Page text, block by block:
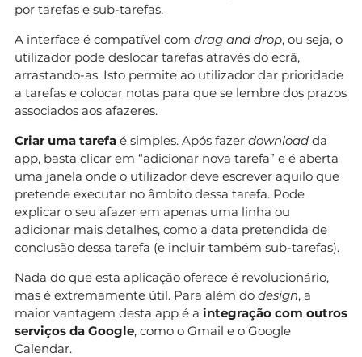
por tarefas e sub-tarefas.
A interface é compatível com drag and drop, ou seja, o
utilizador pode deslocar tarefas através do ecrã,
arrastando-as. Isto permite ao utilizador dar prioridade
a tarefas e colocar notas para que se lembre dos prazos
associados aos afazeres.
Criar uma tarefa é simples. Após fazer download da
app, basta clicar em “adicionar nova tarefa” e é aberta
uma janela onde o utilizador deve escrever aquilo que
pretende executar no âmbito dessa tarefa. Pode
explicar o seu afazer em apenas uma linha ou
adicionar mais detalhes, como a data pretendida de
conclusão dessa tarefa (e incluir também sub-tarefas).
Nada do que esta aplicação oferece é revolucionário,
mas é extremamente útil. Para além do design, a
maior vantagem desta app é a integração com outros
serviços da Google, como o Gmail e o Google
Calendar.